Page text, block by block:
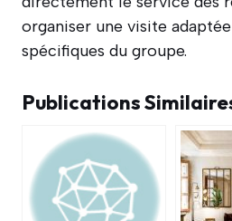
organiser une visite
spécifiques du groupe.
Publications